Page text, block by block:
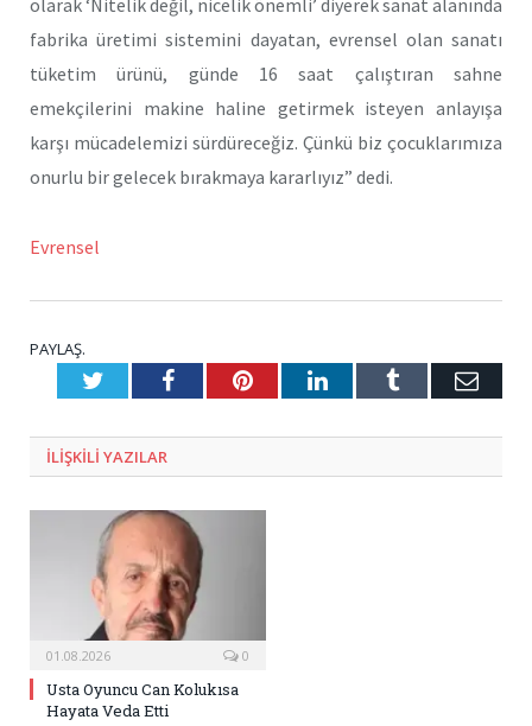
olarak ‘Nitelik değil, nicelik önemli’ diyerek sanat alanında
fabrika üretimi sistemini dayatan, evrensel olan sanatı
tüketim ürünü, günde 16 saat çalıştıran sahne
emekçilerini makine haline getirmek isteyen anlayışa
karşı mücadelemizi sürdüreceğiz. Çünkü biz çocuklarımıza
onurlu bir gelecek bırakmaya kararlıyız” dedi.
Evrensel
PAYLAŞ.
TwitterFacebookPinterestLinkedInTumblr E-
ILIŞKILI YAZILAR
01.08.2026 0
Usta Oyuncu Can Kolukısa
Hayata Veda Etti